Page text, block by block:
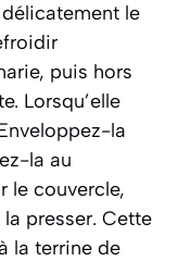
le
puis hors
Lorsqu’elle
la
la au
le couvercle,
presser. Cette
la terrine de